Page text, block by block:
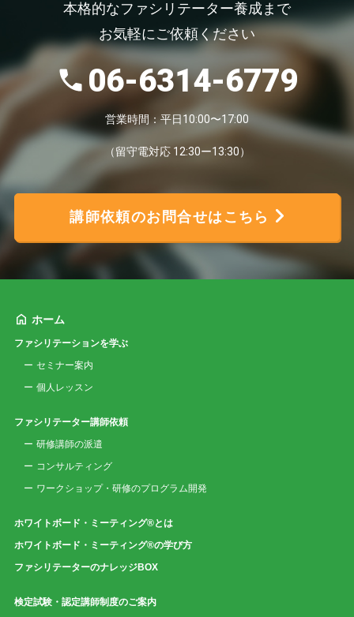
本格的なファシリテーター養成まで
お気軽にご依頼ください
06-6314-6779
営業時間：平日10:00〜17:00
（留守電対応 12:30ー13:30）
講師依頼のお問合せはこちら
ホーム
ファシリテーションを学ぶ
セミナー案内
個人レッスン
ファシリテーター講師依頼
研修講師の派遣
コンサルティング
ワークショップ・研修のプログラム開発
ホワイトボード・ミーティング®とは
ホワイトボード・ミーティング®の学び方
ファシリテーターのナレッジBOX
検定試験・認定講師制度のご案内